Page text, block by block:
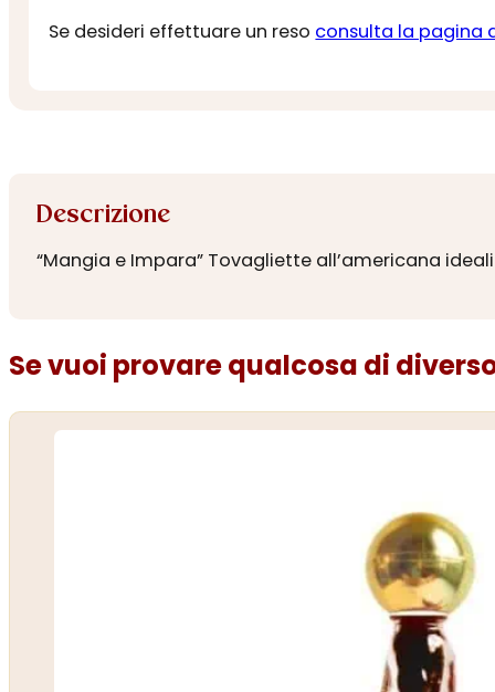
Se desideri effettuare un reso consulta la pagina
Descrizione
“Mangia e Impara” Tovagliette all’americana
Se vuoi provare qualcosa di